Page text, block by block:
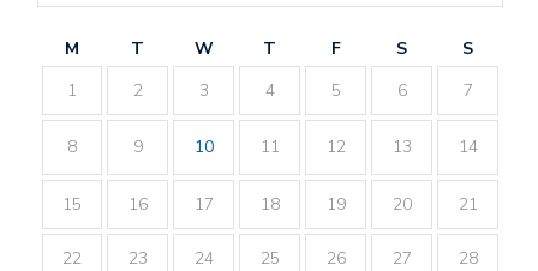
M T W T F S
S
1
2 3 4 5 6 7
8 9 10 11 12 13 14
15 16 17 18 19 20 21
22 23 24 25 26 27 28